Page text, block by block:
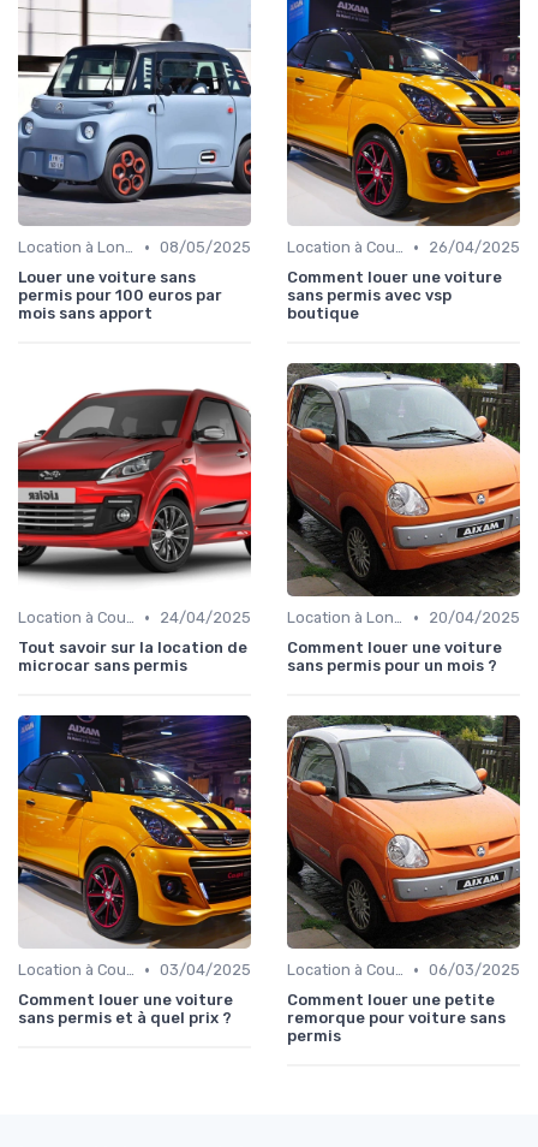
Location à Long Terme • 08/05/2025
Louer une voiture sans
permis pour 100 euros par
mois sans apport
Location à Court Terme •
26/04/2025
Comment louer une voiture
sans permis avec vsp
boutique
Location à Court Terme •
24/04/2025
Tout savoir sur la location de
microcar sans permis
Location à Long Terme •
20/04/2025
Comment louer une voiture
sans permis pour un mois ?
Location à Court Terme • 03/04/2025
Comment louer une voiture
sans permis et à quel prix ?
Location à Court Terme • 06/03/2025
Comment louer une petite
remorque pour voiture sans
permis